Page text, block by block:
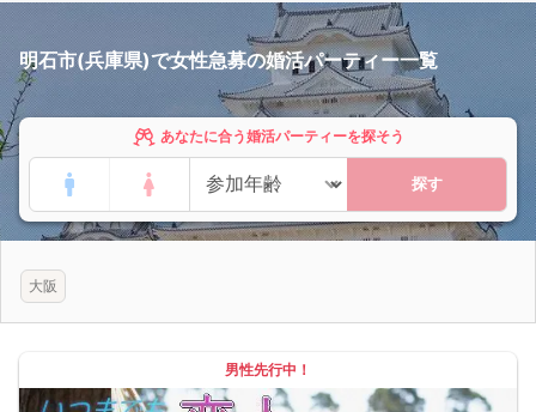
明石市(兵庫県)で女性急募の婚活パーティー一覧
あなたに合う婚活パーティーを探そう
探す
大阪
男性先行中！